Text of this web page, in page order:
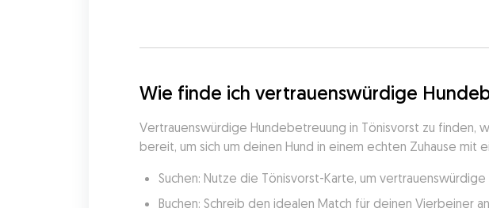
Wie finde ich vertrauenswürdige
Vertrauenswürdige Hundebetreuung in Tönisvorst zu finden,
bereit, um sich um deinen Hund in einem echten Zuhause mit
Suchen: Nutze die Tönisvorst-Karte, um
Buchen: Schreib den idealen Match für deinen Vierbeiner